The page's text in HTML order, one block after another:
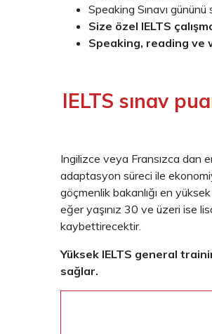
Speaking Sınavı gününü
Size özel IELTS
Speaking, reading ve
IELTS sınav
Ingilizce veya Fransızca dan
adaptasyon süreci ile
göçmenlik bakanlığı en
eğer yaşınız 30 ve üzeri ise
kaybettirecektir.
Yüksek IELTS general
sağlar.